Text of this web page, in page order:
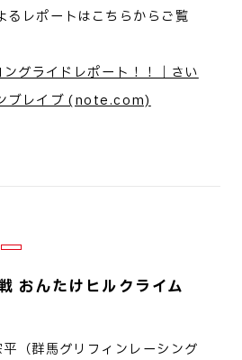
るレポートはこちらからご覧
グライドレポート！！｜さい
ブレイブ (note.com)
おんたけヒルクライム
（群馬グリフィンレーシング